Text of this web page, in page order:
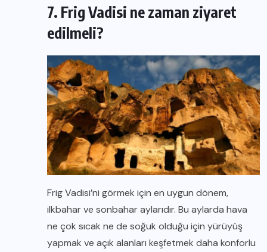
7. Frig Vadisi ne zaman ziyaret
edilmeli?
Frig Vadisi’ni görmek için en uygun dönem,
ilkbahar ve sonbahar aylarıdır. Bu aylarda hava
ne çok sıcak ne de soğuk olduğu için yürüyüş
yapmak ve açık alanları keşfetmek daha konforlu